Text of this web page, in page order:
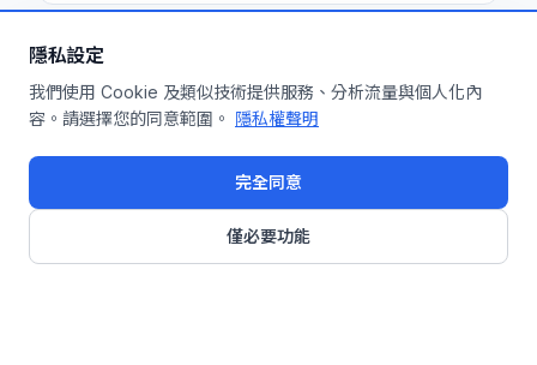
隱私設定
我們使用 Cookie 及類似技術提供服務、分析流量與個人化內
容。請選擇您的同意範圍。 隱私權聲明
完全同意
僅必要功能
想深入了解如何將此洞察應用於您的企
業？
申請免費機制診斷